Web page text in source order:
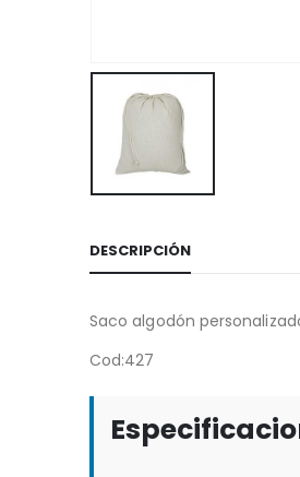
DESCRIPCIÓN
Saco algodón
Cod:427